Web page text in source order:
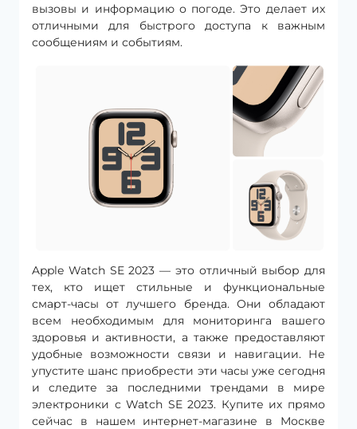
вызовы и информацию о погоде. Это делает их
отличными для быстрого доступа к важным
сообщениям и событиям.
Apple Watch SE 2023 — это отличный выбор для
тех, кто ищет стильные и функциональные
смарт-часы от лучшего бренда. Они обладают
всем необходимым для мониторинга вашего
здоровья и активности, а также предоставляют
удобные возможности связи и навигации. Не
упустите шанс приобрести эти часы уже сегодня
и следите за последними трендами в мире
электроники с Watch SE 2023. Купите их прямо
сейчас в нашем интернет-магазине в Москве